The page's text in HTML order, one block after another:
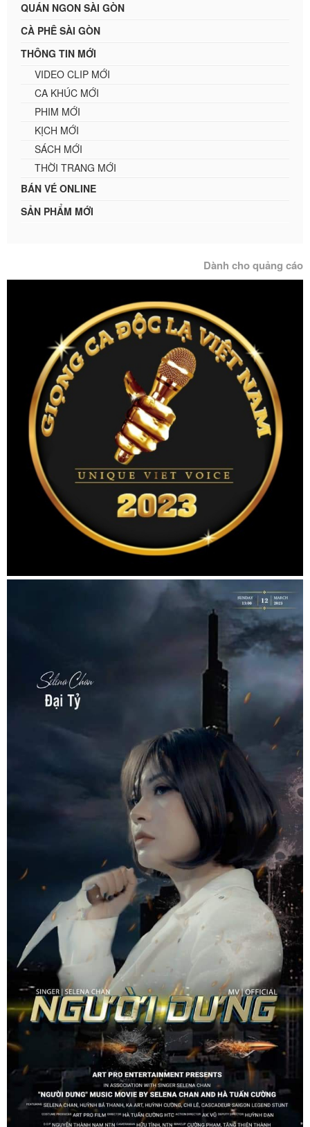
QUÁN NGON SÀI GÒN
CÀ PHÊ SÀI GÒN
THÔNG TIN MỚI
VIDEO CLIP MỚI
CA KHÚC MỚI
PHIM MỚI
KỊCH MỚI
SÁCH MỚI
THỜI TRANG MỚI
BÁN VÉ ONLINE
SẢN PHẨM MỚI
Dành cho quảng cáo